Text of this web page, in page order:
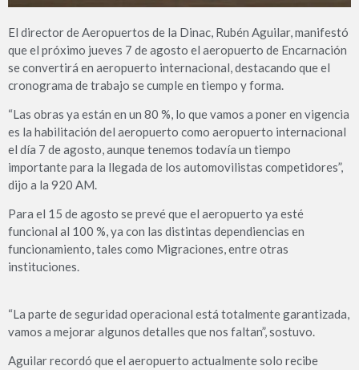
El director de Aeropuertos de la Dinac, Rubén Aguilar, manifestó
que el próximo jueves 7 de agosto el aeropuerto de Encarnación
se convertirá en aeropuerto internacional, destacando que el
cronograma de trabajo se cumple en tiempo y forma.
“Las obras ya están en un 80 %, lo que vamos a poner en vigencia
es la habilitación del aeropuerto como aeropuerto internacional
el día 7 de agosto, aunque tenemos todavía un tiempo
importante para la llegada de los automovilistas competidores”,
dijo a la 920 AM.
Para el 15 de agosto se prevé que el aeropuerto ya esté
funcional al 100 %, ya con las distintas dependiencias en
funcionamiento, tales como Migraciones, entre otras
instituciones.
“La parte de seguridad operacional está totalmente garantizada,
vamos a mejorar algunos detalles que nos faltan”, sostuvo.
Aguilar recordó que el aeropuerto actualmente solo recibe